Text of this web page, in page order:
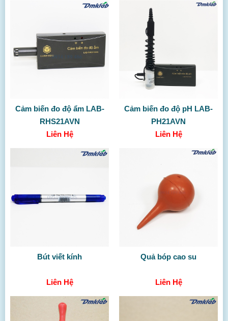
Cảm biến đo độ ẩm LAB-
RHS21AVN
Liên Hệ
Cảm biến đo độ pH LAB-
PH21AVN
Liên Hệ
Bút viết kính
Liên Hệ
Quả bóp cao su
Liên Hệ